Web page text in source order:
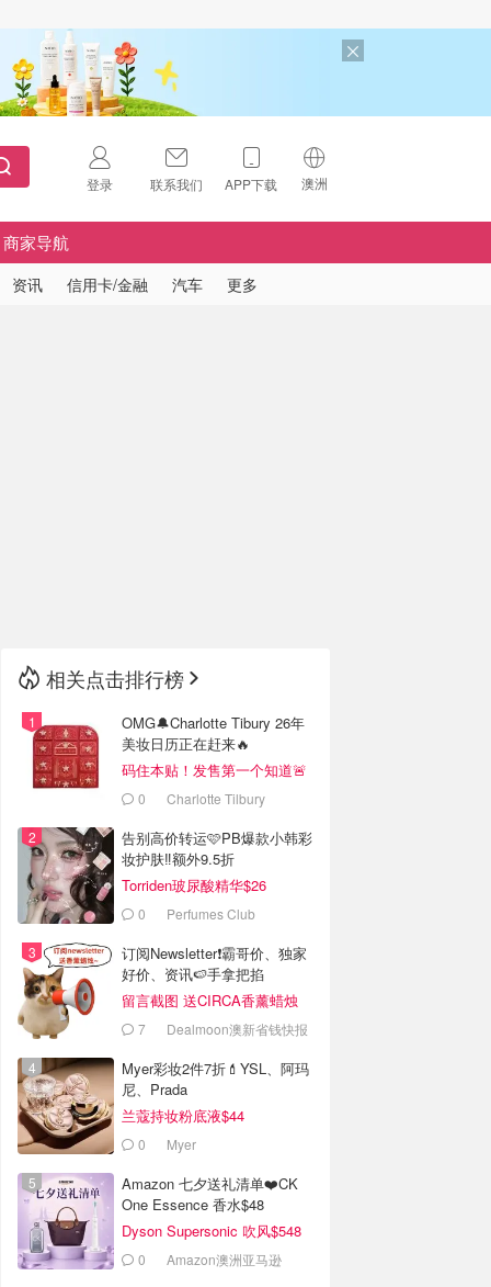
登录 联系我们 APP下载 澳洲
🇺🇸
🇨🇳中国
商家导航
资讯 信用卡/金融 汽车 更多
相关点击排行榜
OMG🔔Charlotte Tibury 26年
美妆日历正在赶来🔥
码住本贴！发售第一个知道🚨
0 Charlotte Tilbury
告别高价转运🩷PB爆款小韩彩
妆护肤‼️额外9.5折
Torriden玻尿酸精华$26
0 Perfumes Club
订阅Newsletter❗霸哥价、独家
好价、资讯🍉手拿把掐
留言截图 送CIRCA香薰蜡烛
7 Dealmoon澳新省钱快报
Myer彩妆2件7折💄YSL、阿玛
尼、Prada
兰蔻持妆粉底液$44
0 Myer
Amazon 七夕送礼清单❤️CK
One Essence 香水$48
Dyson Supersonic 吹风$548
0 Amazon澳洲亚马逊